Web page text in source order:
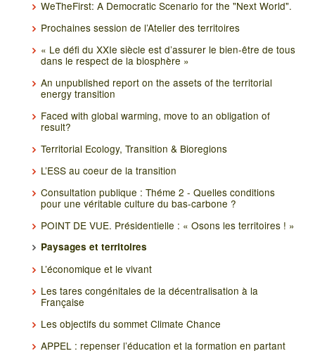
WeTheFirst: A Democratic Scenario for the "Next World".
Prochaines session de l’Atelier des territoires
« Le défi du XXIe siècle est d’assurer le bien-être de tous
dans le respect de la biosphère »
An unpublished report on the assets of the territorial
energy transition
Faced with global warming, move to an obligation of
result?
Territorial Ecology, Transition & Bioregions
L’ESS au coeur de la transition
Consultation publique : Théme 2 - Quelles conditions
pour une véritable culture du bas-carbone ?
POINT DE VUE. Présidentielle : « Osons les territoires ! »
Paysages et territoires
L’économique et le vivant
Les tares congénitales de la décentralisation à la
Française
Les objectifs du sommet Climate Chance
APPEL : repenser l’éducation et la formation en partant